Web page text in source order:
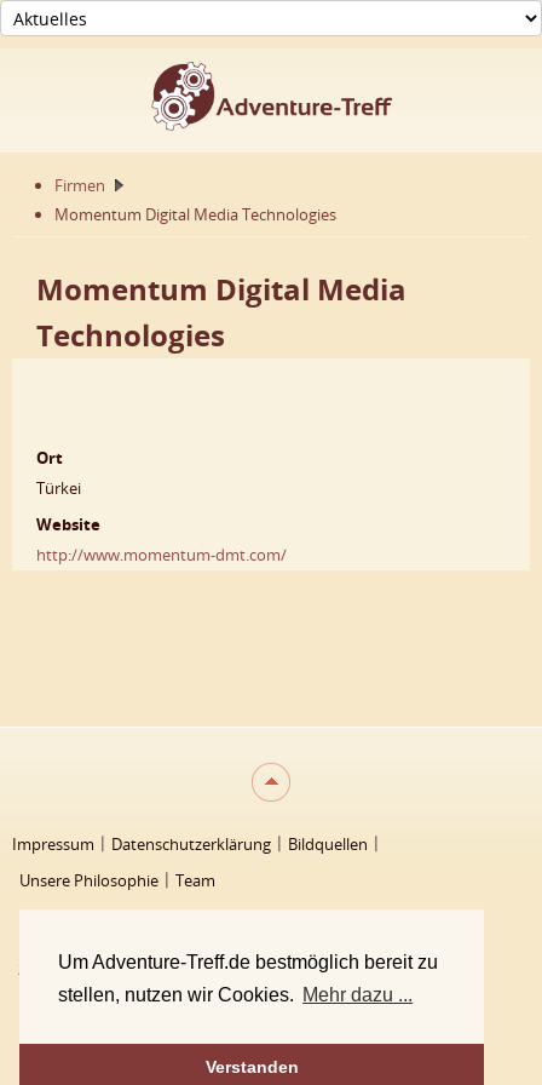
Um Adventure-Treff.de bestmöglich bereit zu
stellen, nutzen wir Cookies. Mehr dazu ...
Verstanden
Firmen
Momentum Digital Media Technologies
Momentum Digital Media
Technologies
Ort
Türkei
Website
http://www.momentum-dmt.com/
Impressum Datenschutzerklärung
Bildquellen
Unsere Philosophie
Team
2000 - 2026 Adventure-Treff